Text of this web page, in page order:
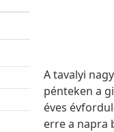
A tavalyi
pénteken a
éves
erre a napra